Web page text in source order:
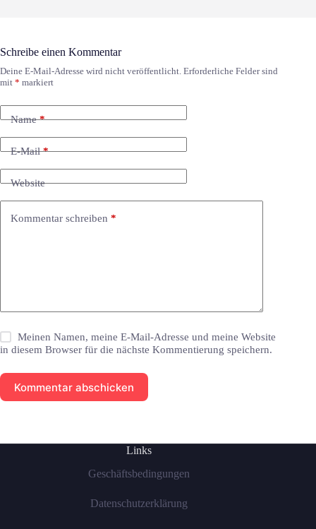
Schreibe einen Kommentar
Deine E-Mail-Adresse wird nicht veröffentlicht. Erforderliche Felder sind
mit * markiert
Name*
E-Mail*
Website
Kommentar schreiben *
Meinen Namen, meine E-Mail-Adresse und meine Website
in diesem Browser für die nächste Kommentierung speichern.
Kommentar abschicken
Links
Geschäftsbedingungen
Datenschutzerklärung